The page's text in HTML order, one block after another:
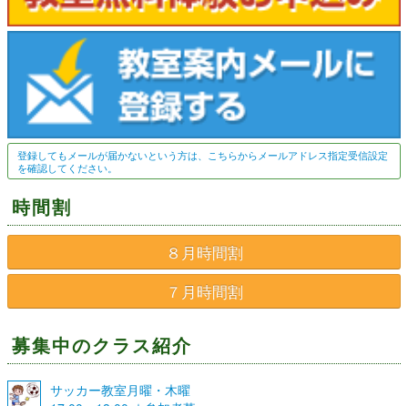
登録してもメールが届かないという方は、こちらからメールアドレス指定受信設定
を確認してください。
時間割
８月時間割
７月時間割
募集中のクラス紹介
サッカー教室月曜・木曜